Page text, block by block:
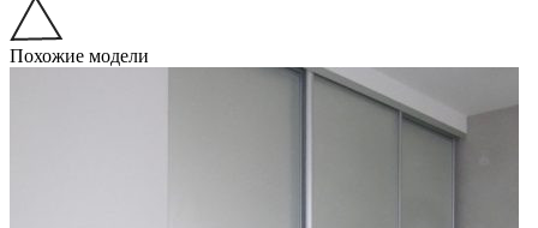
Похожие модели